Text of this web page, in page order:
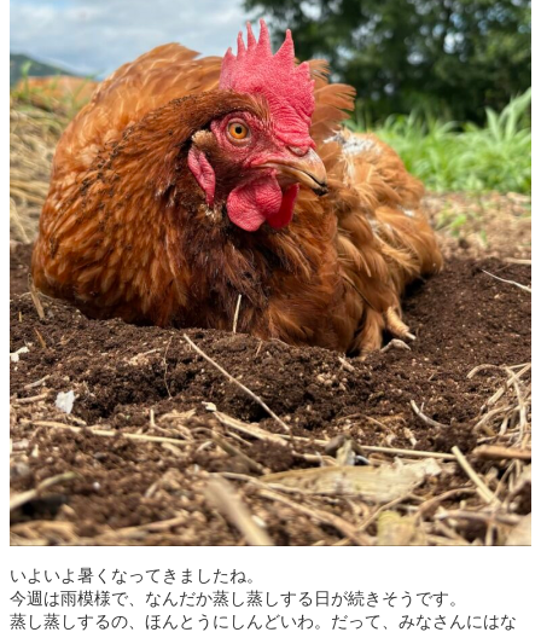
いよいよ暑くなってきましたね。
今週は雨模様で、なんだか蒸し蒸しする日が続きそうです。
蒸し蒸しするの、ほんとうにしんどいわ。だって、みなさんにはな